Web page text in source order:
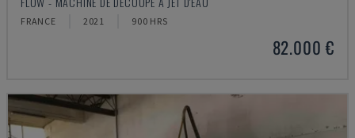
FRANCE 2021 900 HRS
82.000 €